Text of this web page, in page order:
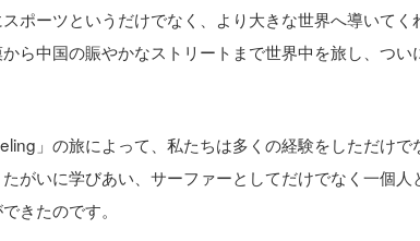
ポーツというだけでなく、より大きな世界へ導いて
ら中国の賑やかなストリートまで世界中を旅し、つ
」の旅によって、私たちは多くの経験をしただけ
がいに学びあい、サーファーとしてだけでなく一個
きたのです。